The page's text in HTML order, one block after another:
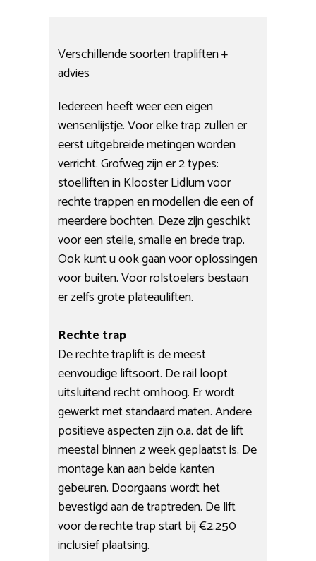
Verschillende soorten trapliften +
advies
Iedereen heeft weer een eigen
wensenlijstje. Voor elke trap zullen er
eerst uitgebreide metingen worden
verricht. Grofweg zijn er 2 types:
stoelliften in Klooster Lidlum voor
rechte trappen en modellen die een of
meerdere bochten. Deze zijn geschikt
voor een steile, smalle en brede trap.
Ook kunt u ook gaan voor oplossingen
voor buiten. Voor rolstoelers bestaan
er zelfs grote plateauliften.
Rechte trap
De rechte traplift is de meest
eenvoudige liftsoort. De rail loopt
uitsluitend recht omhoog. Er wordt
gewerkt met standaard maten. Andere
positieve aspecten zijn o.a. dat de lift
meestal binnen 2 week geplaatst is. De
montage kan aan beide kanten
gebeuren. Doorgaans wordt het
bevestigd aan de traptreden. De lift
voor de rechte trap start bij €2.250
inclusief plaatsing.